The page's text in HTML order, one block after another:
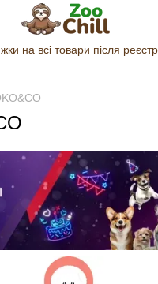
на всі товари після